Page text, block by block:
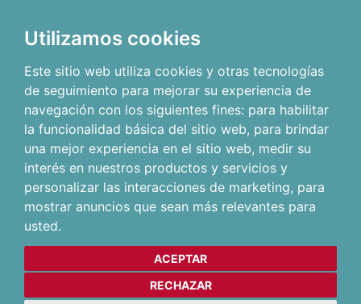
Utilizamos cookies
Este sitio web utiliza cookies y otras tecnologías
de seguimiento para mejorar su experiencia de
navegación con los siguientes fines: para habilitar
la funcionalidad básica del sitio web, para brindar
una mejor experiencia en el sitio web, medir su
interés en nuestros productos y servicios y
personalizar las interacciones de marketing, para
mostrar anuncios que sean más relevantes para
usted.
ACEPTAR
RECHAZAR